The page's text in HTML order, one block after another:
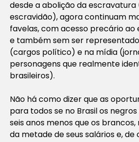
desde a abolição da
escravidão), agora continuam
favelas, com acesso precário
e também sem ser
(cargos político) e na mídia
personagens que realmente
brasileiros).
Não há como dizer que as
para todos se no Brasil os
seis anos menos que os
da metade de seus salários e,